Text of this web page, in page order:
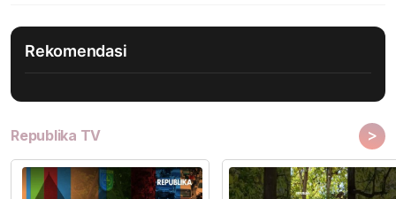
Rekomendasi
Republika TV >